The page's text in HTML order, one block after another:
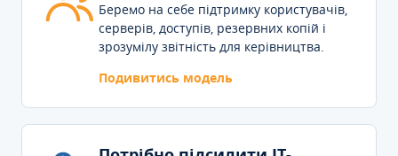
Беремо на себе підтримку користувачів,
серверів, доступів, резервних копій і
зрозумілу звітність для керівництва.
Подивитись модель